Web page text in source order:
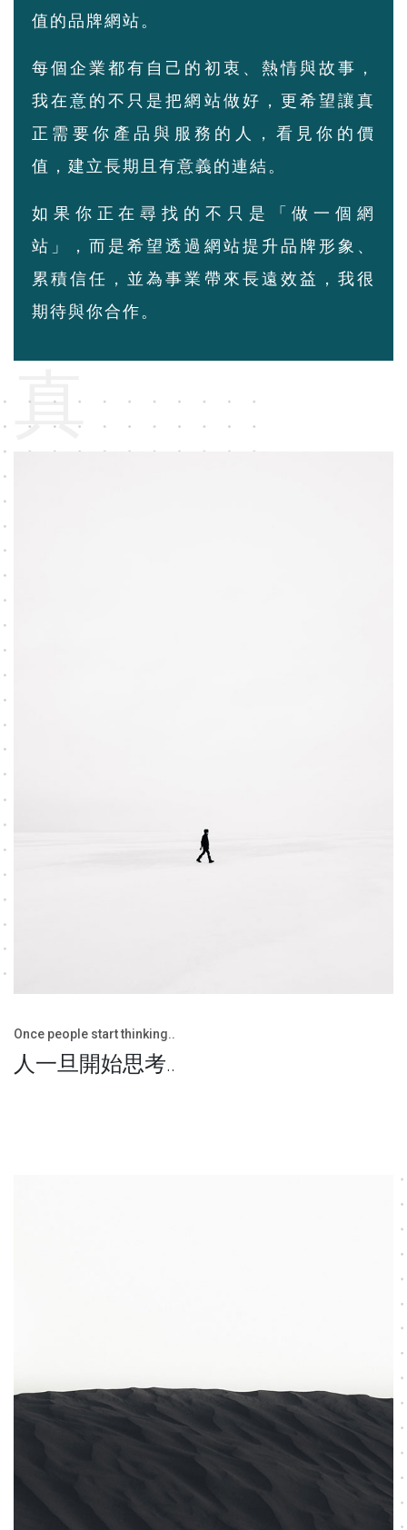
值的品牌網站。
每個企業都有自己的初衷、熱情與故事，
我在意的不只是把網站做好，更希望讓真
正需要你產品與服務的人，看見你的價
值，建立長期且有意義的連結。
如果你正在尋找的不只是「做一個網
站」，而是希望透過網站提升品牌形象、
累積信任，並為事業帶來長遠效益，我很
期待與你合作。
真
Once people start thinking..
人一旦開始思考..